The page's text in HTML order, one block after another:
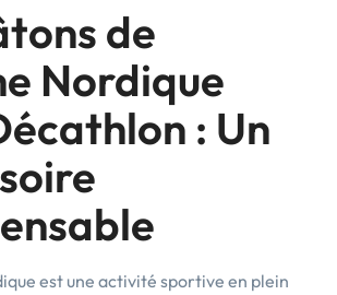
de
Nordique
: Un
est une activité sportive en plein